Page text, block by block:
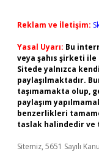
Reklam ve İletişim:
Yasal Uyarı: Bu
veya şahıs şirketi
Sitede yalnızca
paylaşılmaktadır.
taşımamakta olup,
paylaşım
benzerlikleri
taslak halindedir ve
Sitemiz, 5651 Sayılı